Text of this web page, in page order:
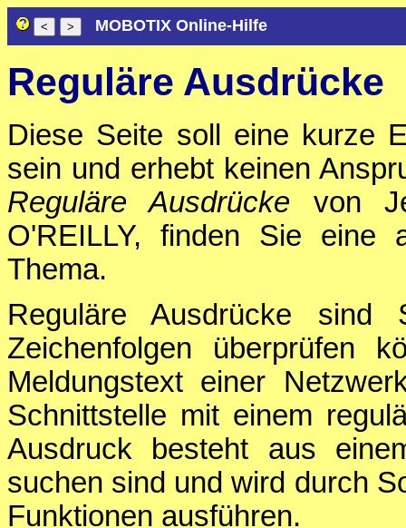
MOBOTIX Online-Hilfe
Reguläre Ausdrücke
Diese Seite soll eine kurze
sein und erhebt keinen
Reguläre Ausdrücke von
O'REILLY, finden Sie eine
Thema.
Reguläre Ausdrücke
Zeichenfolgen überprüfen
Meldungstext einer
Schnittstelle mit einem
Ausdruck besteht aus
suchen sind und wird durch
Funktionen ausführen.